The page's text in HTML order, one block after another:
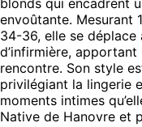
envoûtante. Mesurant
34-36, elle se
d’infirmière,
rencontre. Son style
privilégiant la lingerie
moments intimes
Native de Hanovre et